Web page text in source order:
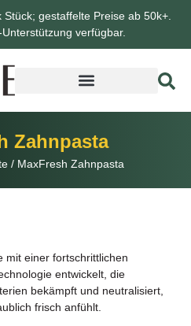
gestaffelte Preise ab 50k+.
verfügbar.
Zahnpasta
/ MaxFresh Zahnpasta
mit einer fortschrittlichen
entwickelt, die
bekämpft und neutralisiert,
frisch anfühlt.